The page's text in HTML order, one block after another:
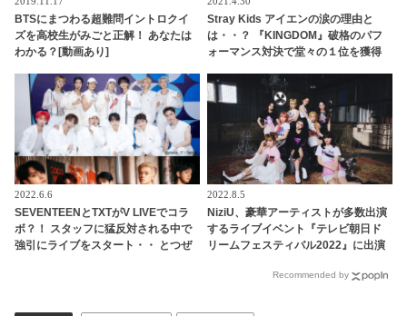
BTSにまつわる超難問イントロクイ
ズを高校生がみごと正解！ あなたは
わかる？[動画あり]
Stray Kids アイエンの涙の理由と
は・・？ 『KINGDOM』破格のパフ
ォーマンス対決で堂々の１位を獲得
2022.6.6
SEVENTEENとTXTがV LIVEでコラ
ボ？！ スタッフに猛反対される中で
強引にライブをスタート・・ とつぜ
2022.8.5
NiziU、豪華アーティストが多数出演
するライブイベント『テレビ朝日ド
リームフェスティバル2022』に出演
て、NiziU特別ライティングのリバイ
Recommended by